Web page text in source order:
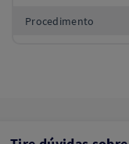
Procedimento